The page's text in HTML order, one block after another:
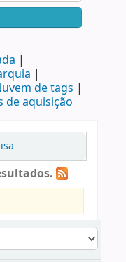
de tags
de aquisição